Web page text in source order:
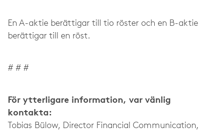
En A-aktie berättigar till tio röster och en B-aktie
berättigar till en röst.
# # #
För ytterligare information, var vänlig
kontakta:
Tobias Bülow, Director Financial Communication,